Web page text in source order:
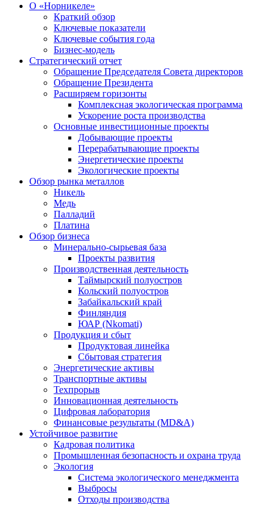
О «Норникеле»
Краткий обзор
Ключевые показатели
Ключевые события года
Бизнес-модель
Стратегический отчет
Обращение Председателя Совета директоров
Обращение Президента
Расширяем горизонты
Комплексная экологическая программа
Ускорение роста производства
Основные инвестиционные проекты
Добывающие проекты
Перерабатывающие проекты
Энергетические проекты
Экологические проекты
Обзор рынка металлов
Никель
Медь
Палладий
Платина
Обзор бизнеса
Минерально-сырьевая база
Проекты развития
Производственная деятельность
Таймырский полуостров
Кольский полуостров
Забайкальский край
Финляндия
ЮАР (Nkomati)
Продукция и сбыт
Продуктовая линейка
Сбытовая стратегия
Энергетические активы
Транспортные активы
Техпрорыв
Инновационная деятельность
Цифровая лаборатория
Финансовые результаты (MD&A)
Устойчивое развитие
Кадровая политика
Промышленная безопасность и охрана труда
Экология
Система экологического менеджмента
Выбросы
Отходы производства